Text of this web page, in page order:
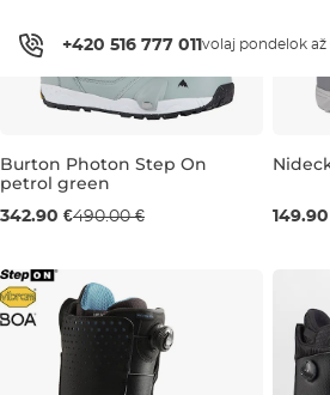
+420 516 777 011 volaj pondelok až
Výpredaj -30 %
Burton Photon Step On
petrol green
342.90 €490.00 €